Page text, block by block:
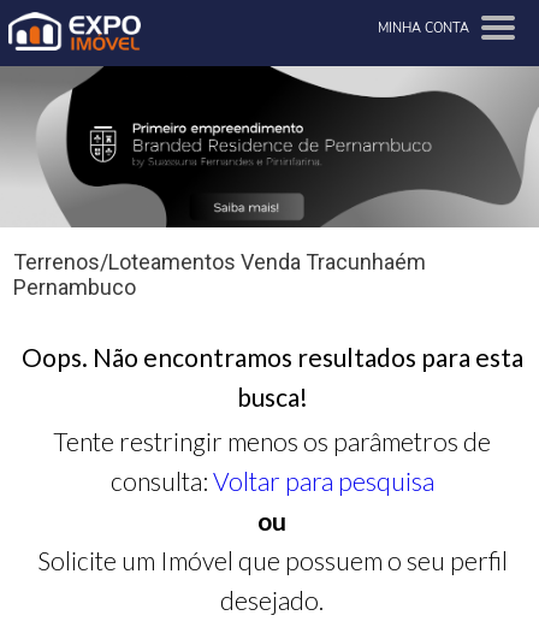
MINHA CONTA
Terrenos/Loteamentos Venda Tracunhaém
Pernambuco
Oops. Não encontramos resultados para esta
busca!
Tente restringir menos os parâmetros de
consulta: Voltar para pesquisa
ou
Solicite um Imóvel que possuem o seu perfil
desejado.